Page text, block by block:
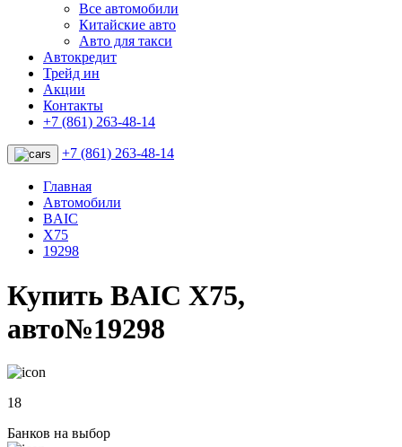
Все автомобили
Китайские авто
Авто для такси
Автокредит
Трейд ин
Акции
Контакты
+7 (861) 263-48-14
+7 (861) 263-48-14
Главная
Автомобили
BAIC
X75
19298
Купить BAIC X75,
авто№19298
18
Банков на выбор